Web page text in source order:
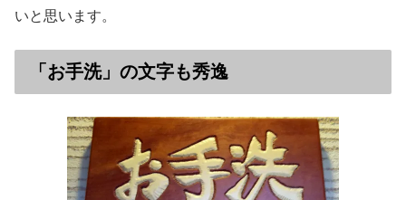
いと思います。
「お手洗」の文字も秀逸